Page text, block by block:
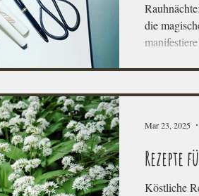
die
Rezepte
Köstliche
Mar 23, 2025